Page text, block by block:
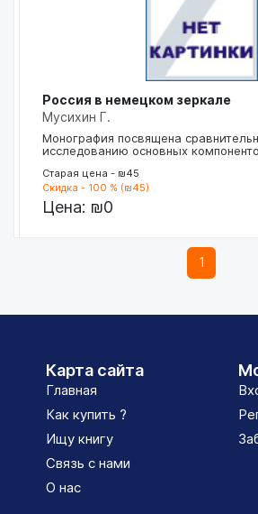
Россия в немецком зеркале
Мусихин Г.
Монография посвящена
исследованию основных
Старая цена - ₪45
Скидка - 100 % (₪45)
Цена: ₪0
1
Карта сайта
Главная
Как купить ?
Ищу книгу
Связь с нами
О нас